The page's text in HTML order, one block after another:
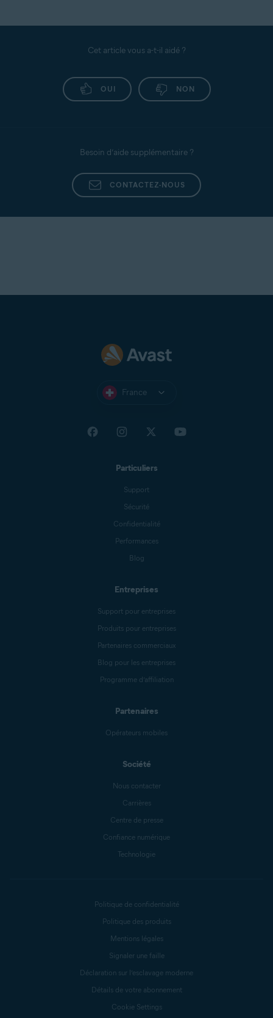
Cet article vous a-t-il aidé ?
OUI NON
Besoin d’aide supplémentaire ?
CONTACTEZ-NOUS
France
Particuliers
Support
Sécurité
Confidentialité
Performances
Blog
Entreprises
Support pour entreprises
Produits pour entreprises
Partenaires commerciaux
Blog pour les entreprises
Programme d’affiliation
Partenaires
Opérateurs mobiles
Société
Nous contacter
Carrières
Centre de presse
Confiance numérique
Technologie
Politique de confidentialité
Politique des produits
Mentions légales
Signaler une faille
Déclaration sur l’esclavage moderne
Détails de votre abonnement
Cookie Settings